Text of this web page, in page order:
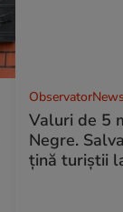
Valuri de 5
Negre.
ţină turiştii